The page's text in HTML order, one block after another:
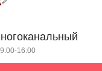
16:00